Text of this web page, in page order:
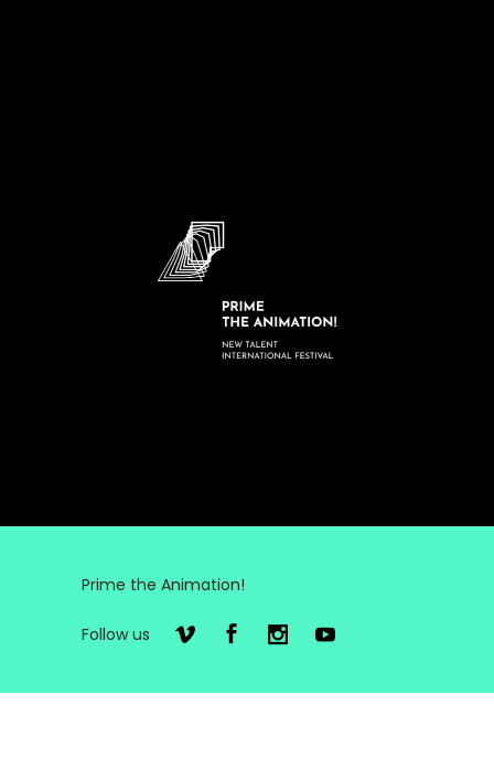
Prime the Animation!
Follow us